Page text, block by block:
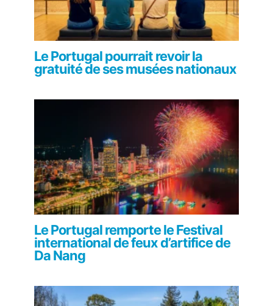
Le Portugal pourrait revoir la
gratuité de ses musées nationaux
Le Portugal remporte le Festival
international de feux d’artifice de
Da Nang